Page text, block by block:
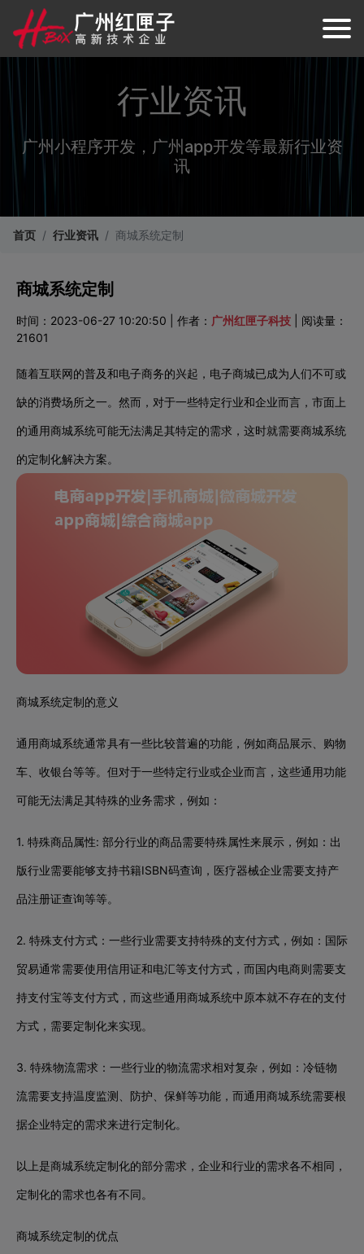
行业资讯
广州小程序开发，广州app开发等最新行业资
讯
首页 行业资讯 商城系统定制
商城系统定制
时间：2023-06-27 10:20:50 | 作者： 广州红匣子科技 | 阅读量：
21601
随着互联网的普及和电子商务的兴起，电子商城已成为人们不可或
缺的消费场所之一。然而，对于一些特定行业和企业而言，市面上
的通用商城系统可能无法满足其特定的需求，这时就需要商城系统
的定制化解决方案。
商城系统定制的意义
通用商城系统通常具有一些比较普遍的功能，例如商品展示、购物
车、收银台等等。但对于一些特定行业或企业而言，这些通用功能
可能无法满足其特殊的业务需求，例如：
1. 特殊商品属性: 部分行业的商品需要特殊属性来展示，例如：出
版行业需要能够支持书籍ISBN码查询，医疗器械企业需要支持产
品注册证查询等等。
2. 特殊支付方式：一些行业需要支持特殊的支付方式，例如：国际
贸易通常需要使用信用证和电汇等支付方式，而国内电商则需要支
持支付宝等支付方式，而这些通用商城系统中原本就不存在的支付
方式，需要定制化来实现。
3. 特殊物流需求：一些行业的物流需求相对复杂，例如：冷链物
流需要支持温度监测、防护、保鲜等功能，而通用商城系统需要根
据企业特定的需求来进行定制化。
以上是商城系统定制化的部分需求，企业和行业的需求各不相同，
定制化的需求也各有不同。
商城系统定制的优点